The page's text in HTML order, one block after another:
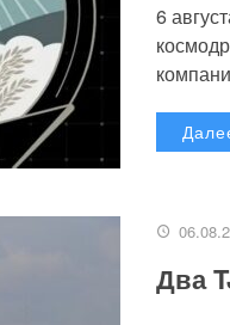
6
Два